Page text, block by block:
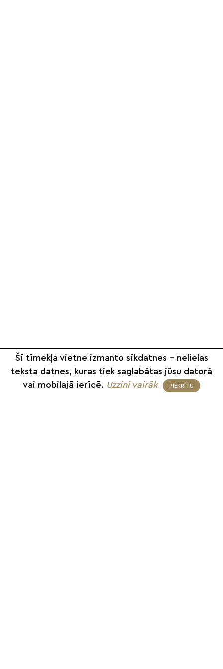
Šī tīmekļa vietne izmanto sīkdatnes – nelielas
teksta datnes, kuras tiek saglabātas jūsu datorā
vai mobilajā ierīcē. Uzzini vairāk PIEKRĪTU